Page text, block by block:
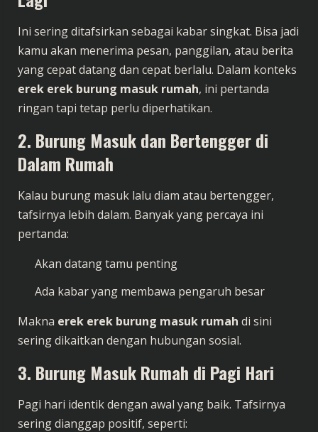
Ini sering ditafsirkan sebagai kabar singkat. Bisa jadi
kamu akan menerima pesan, panggilan, atau berita
yang cepat datang dan cepat berlalu. Dalam konteks
erek erek burung masuk rumah, ini pertanda
ringan tapi tetap perlu diperhatikan.
2. Burung Masuk dan Bertengger di
Dalam Rumah
Kalau burung masuk lalu diam atau bertengger,
tafsirnya lebih dalam. Banyak yang percaya ini
pertanda:
Akan datang tamu penting
Ada kabar yang membawa pengaruh besar
Makna erek erek burung masuk rumah di sini
sering dikaitkan dengan hubungan sosial.
3. Burung Masuk Rumah di Pagi Hari
Pagi hari identik dengan awal yang baik. Tafsirnya
sering dianggap positif, seperti: